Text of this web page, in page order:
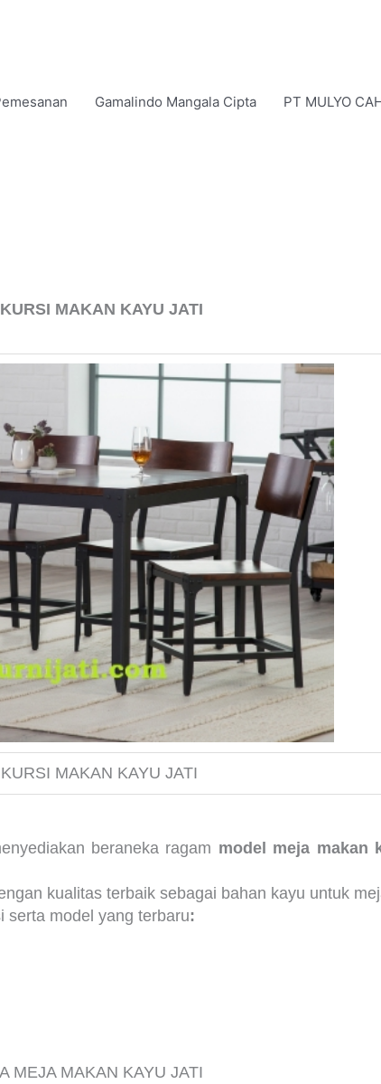
Gamalindo Mangala Cipta PT MULYO
MAKAN KAYU JATI
MAKAN KAYU JATI
beraneka ragam model meja makan
kualitas terbaik sebagai bahan kayu untuk
serta model yang terbaru:
MEJA MAKAN KAYU JATI